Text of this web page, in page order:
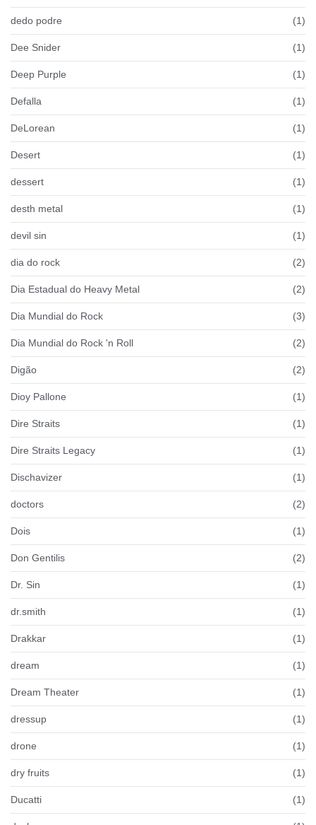
dedo podre (1)
Dee Snider (1)
Deep Purple (1)
Defalla (1)
DeLorean (1)
Desert (1)
dessert (1)
desth metal (1)
devil sin (1)
dia do rock (2)
Dia Estadual do Heavy Metal (2)
Dia Mundial do Rock (3)
Dia Mundial do Rock 'n Roll (2)
Digão (2)
Dioy Pallone (1)
Dire Straits (1)
Dire Straits Legacy (1)
Dischavizer (1)
doctors (2)
Dois (1)
Don Gentilis (2)
Dr. Sin (1)
dr.smith (1)
Drakkar (1)
dream (1)
Dream Theater (1)
dressup (1)
drone (1)
dry fruits (1)
Ducatti (1)